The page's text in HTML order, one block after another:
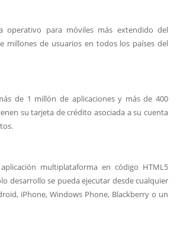
operativo para móviles más extendido del
millones de usuarios en todos los países del
de 1 millón de aplicaciones y más de 400
su tarjeta de crédito asociada a su cuenta
multiplataforma en código HTML5
desarrollo se pueda ejecutar desde cualquier
iPhone, Windows Phone, Blackberry o un